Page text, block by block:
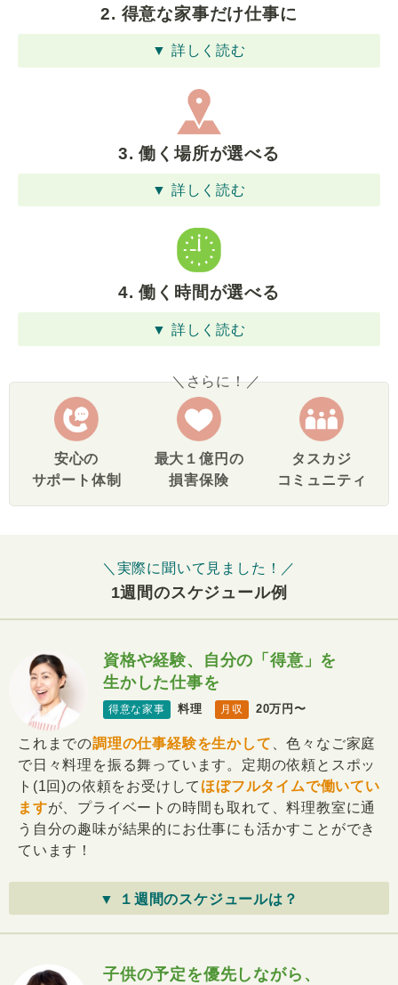
2. 得意な家事だけ仕事に
▼ 詳しく読む
3. 働く場所が選べる
▼ 詳しく読む
4. 働く時間が選べる
▼ 詳しく読む
＼さらに！／
安心の
サポート体制
最大１億円の
損害保険
タスカジ
コミュニティ
＼実際に聞いて見ました！／
1週間のスケジュール例
資格や経験、自分の「得意」を
生かした仕事を
得意な家事 料理 月収 20万円〜
これまでの調理の仕事経験を生かして 、色々なご家庭
で日々料理を振る舞っています。定期の依頼とスポッ
ト(1回)の依頼をお受けして ほぼフルタイムで働いてい
ますが、プライベートの時間も取れて、料理教室に通
う自分の趣味が結果的にお仕事にも活かすことができ
ています！
▼ １週間のスケジュールは？
子供の予定を優先しながら、